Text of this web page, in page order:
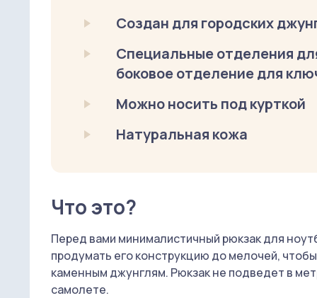
Создан для городских
Специальные отделения
боковое отделение для
Можно носить под курткой
Натуральная кожа
Что это?
Перед вами минималистичный рюкзак для
продумать его конструкцию до мелочей,
каменным джунглям. Рюкзак не подведет в
самолете.